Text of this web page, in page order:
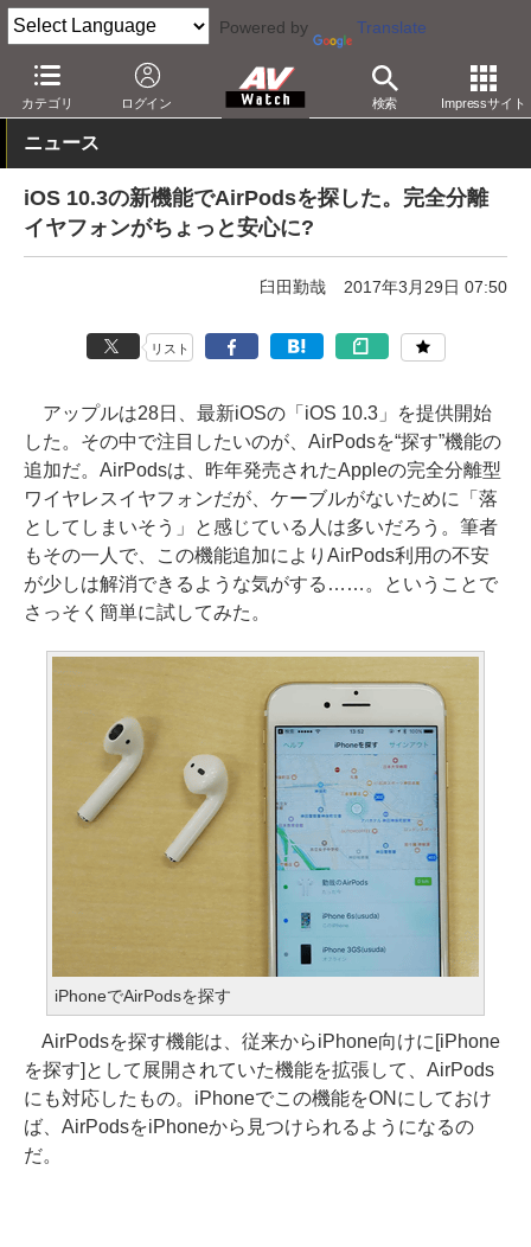
Powered by Translate
カテゴリ ログイン 検索 Impressサイト
AV Watch 製品 ヘッドフォン
ニュース
iOS 10.3の新機能でAirPodsを探した。完全分離
イヤフォンがちょっと安心に?
臼田勤哉 2017年3月29日 07:50
リスト
アップルは28日、最新iOSの「iOS 10.3」を提供開始
した。その中で注目したいのが、AirPodsを“探す”機能の
追加だ。AirPodsは、昨年発売されたAppleの完全分離型
ワイヤレスイヤフォンだが、ケーブルがないために「落
としてしまいそう」と感じている人は多いだろう。筆者
もその一人で、この機能追加によりAirPods利用の不安
が少しは解消できるような気がする……。ということで
さっそく簡単に試してみた。
iPhoneでAirPodsを探す
AirPodsを探す機能は、従来からiPhone向けに[iPhone
を探す]として展開されていた機能を拡張して、AirPods
にも対応したもの。iPhoneでこの機能をONにしておけ
ば、AirPodsをiPhoneから見つけられるようになるの
だ。